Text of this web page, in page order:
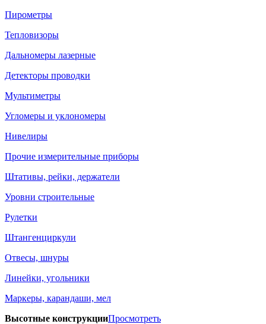
Пирометры
Тепловизоры
Дальномеры лазерные
Детекторы проводки
Мультиметры
Угломеры и уклономеры
Нивелиры
Прочие измерительные приборы
Штативы, рейки, держатели
Уровни строительные
Рулетки
Штангенциркули
Отвесы, шнуры
Линейки, угольники
Маркеры, карандаши, мел
Высотные конструкцииПросмотреть